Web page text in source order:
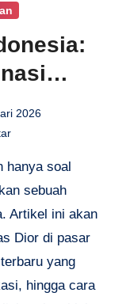
2026
hanya soal
sebuah
Artikel ini akan
Dior di pasar
yang
hingga cara